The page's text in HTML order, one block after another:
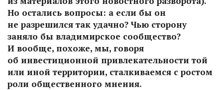
Но остались вопросы: а если бы он
не разрешился так удачно? Чью сторону
заняло бы владимирское сообщество?
И вообще, похоже, мы, говоря
об инвестиционной привлекательности той
или иной территории, сталкиваемся с ростом
роли общественного мнения.